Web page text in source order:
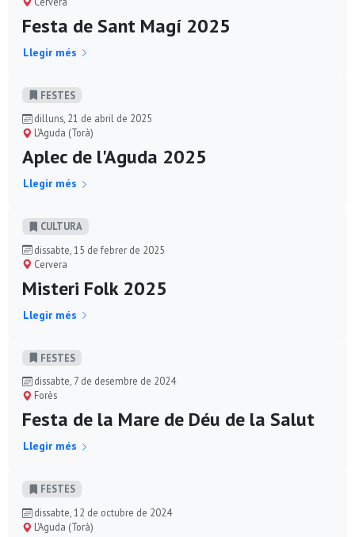
Festa de Sant Magí 2025
Llegir més
FESTES
dilluns, 21 de abril de 2025
L'Aguda (Torà)
Aplec de l'Aguda 2025
Llegir més
CULTURA
dissabte, 15 de febrer de 2025
Cervera
Misteri Folk 2025
Llegir més
FESTES
dissabte, 7 de desembre de 2024
Forès
Festa de la Mare de Déu de la Salut
Llegir més
FESTES
dissabte, 12 de octubre de 2024
L'Aguda (Torà)